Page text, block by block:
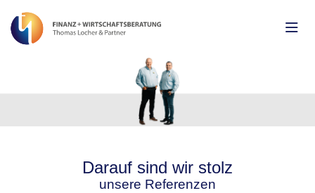
Darauf sind wir stolz
unsere Referenzen